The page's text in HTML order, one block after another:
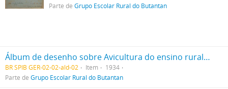
Parte de Grupo Escolar Rural do Butantan
Álbum de desenho sobre Avicultura do ensino rural do 3º grau, produzidos por Paulo Carrilho Soares, Francisco Gonsalez e João Fernandes (Profº Noêmia Saraiva)
BR SPIB GER-02-02-ald-02 Item
1934
Parte de Grupo Escolar Rural do Butantan